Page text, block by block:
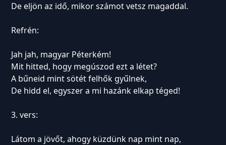
De eljön az idő, mikor számot vetsz magaddal.
Refrén:
Jah jah, magyar Péterkém!
Mit hitted, hogy megúszod ezt a létet?
A bűneid mint sötét felhők gyűlnek,
De hidd el, egyszer a mi hazánk elkap téged!
3. vers:
Látom a jövőt, ahogy küzdünk nap mint nap,